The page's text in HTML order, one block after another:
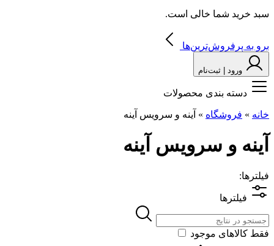
سبد خرید شما خالی است.
برو به پرفروش‌ترین‌ها
ورود | ثبت‌نام
دسته بندی محصولات
خانه » فروشگاه » آینه و سرویس آینه
آینه و سرویس آینه
فیلترها:
فیلترها
فقط کالاهای موجود